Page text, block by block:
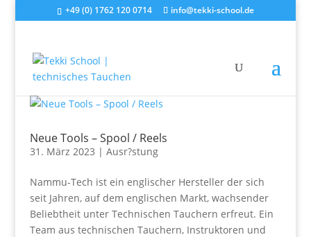
+49 (0) 1762 120 0714 info@tekki-school.de
Neue Tools – Spool / Reels
31. März 2023 | Ausr?stung
Nammu-Tech ist ein englischer Hersteller der sich
seit Jahren, auf dem englischen Markt, wachsender
Beliebtheit unter Technischen Tauchern erfreut. Ein
Team aus technischen Tauchern, Instruktoren und